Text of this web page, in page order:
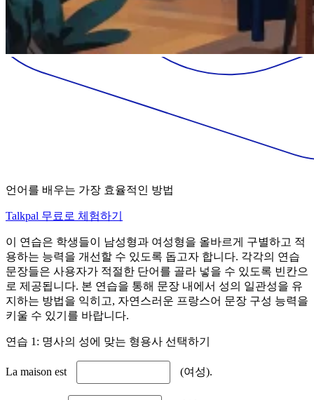
언어를 배우는 가장 효율적인 방법
Talkpal 무료로 체험하기
이 연습은 학생들이 남성형과 여성형을 올바르게 구별하고 적
용하는 능력을 개선할 수 있도록 돕고자 합니다. 각각의 연습
문장들은 사용자가 적절한 단어를 골라 넣을 수 있도록 빈칸으
로 제공됩니다. 본 연습을 통해 문장 내에서 성의 일관성을 유
지하는 방법을 익히고, 자연스러운 프랑스어 문장 구성 능력을
키울 수 있기를 바랍니다.
연습 1: 명사의 성에 맞는 형용사 선택하기
La maison est (여성).